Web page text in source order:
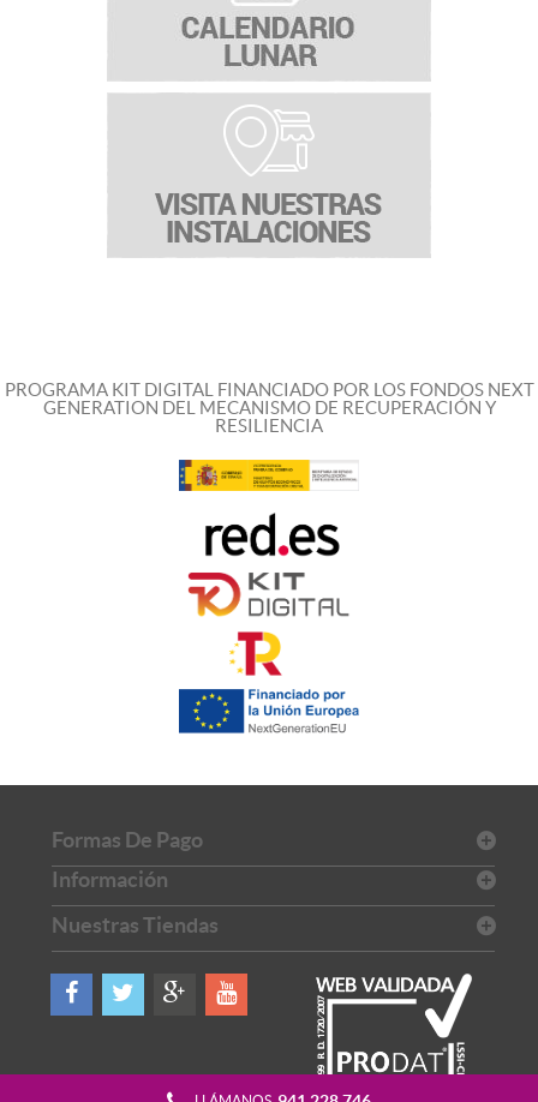
PROGRAMA KIT DIGITAL FINANCIADO POR LOS FONDOS NEXT
GENERATION DEL MECANISMO DE RECUPERACIÓN Y
RESILIENCIA
Formas De Pago
Información
Nuestras Tiendas